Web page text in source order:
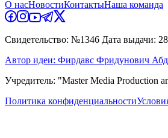
О насНовостиКонтактыНаша команда
Свидетельство: №1346 Дата выдачи:
Автор идеи: Фирдавс Фридунович
Учредитель: "Master Media Production
Политика конфиденциальности